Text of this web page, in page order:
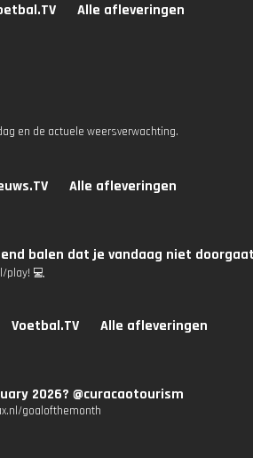
Alle afleveringen
en de actuele weersverwachting.
Alle afleveringen
balen dat je vandaag niet
play! 💻
Voetbal.TV Alle afleveringen
2026? @curacaotourism
goalofthemonth